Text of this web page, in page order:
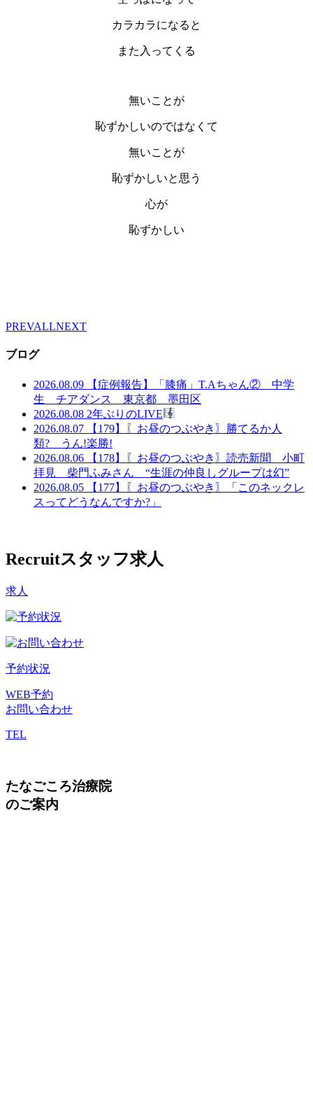
カラカラになると
また入ってくる
無いことが
恥ずかしいのではなくて
無いことが
恥ずかしいと思う
心が
恥ずかしい
PREVALLNEXT
ブログ
2026.08.09
【症例報告】「膝痛」T.Aちゃん② 中学
生 チアダンス 東京都 墨田区
2026.08.08 2年ぶりのLIVE
2026.08.07
【179】〖お昼のつぶやき〗勝てるか人
類? うん!楽勝!
2026.08.06
【178】〖お昼のつぶやき〗読売新聞 小町
拝見 柴門ふみさん “生涯の仲良しグループは幻”
2026.08.05
【177】〖お昼のつぶやき〗「このネックレ
スってどうなんですか?」
Recruitスタッフ求人
求人
予約状況
WEB予約
お問い合わせ
TEL
たなごころ治療院
のご案内